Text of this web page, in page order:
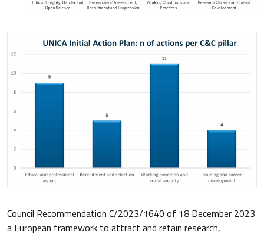
Council Recommendation C/2023/1640 of 18 December 2023
a European framework to attract and retain research,